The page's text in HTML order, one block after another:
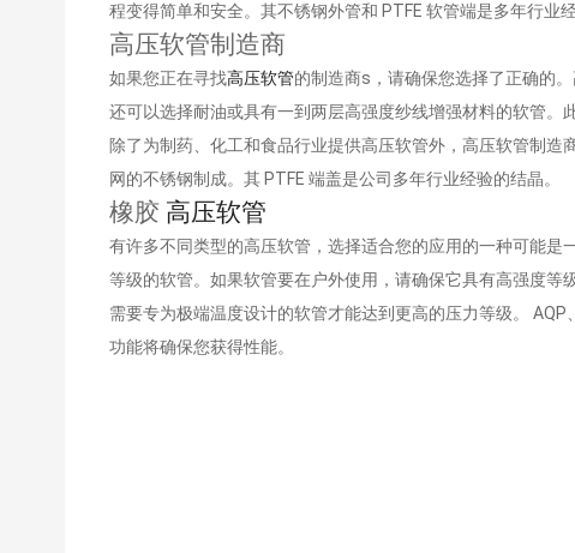
程变得简单和安全。其不锈钢外管和 PTFE 软管端是多年行业经
高压软管制造商
如果您正在寻找高压软管的制造商s，请确保您选择了正确的
还可以选择耐油或具有一到两层高强度纱线增强材料的软管。
除了为制药、化工和食品行业提供高压软管外，高压软管制
网的不锈钢制成。其 PTFE 端盖是公司多年行业经验的结晶。
橡胶 高压软管
有许多不同类型的高压软管，选择适合您的应用的一种可能
等级的软管。如果软管要在户外使用，请确保它具有高强度等级
需要专为极端温度设计的软管才能达到更高的压力等级。
功能将确保您获得性能。